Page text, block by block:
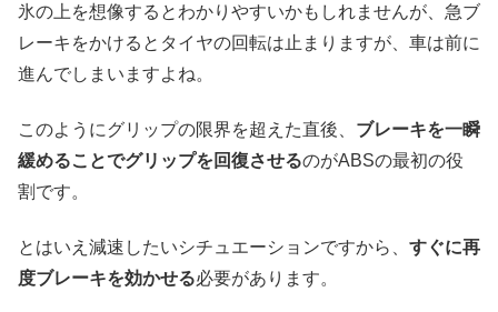
氷の上を想像するとわかりやすいかもしれませんが、急ブ
レーキをかけるとタイヤの回転は止まりますが、車は前に
進んでしまいますよね。
このようにグリップの限界を超えた直後、 ブレーキを一瞬
緩めることでグリップを回復させるのがABSの最初の役
割です。
とはいえ減速したいシチュエーションですから、 すぐに再
度ブレーキを効かせる必要があります。